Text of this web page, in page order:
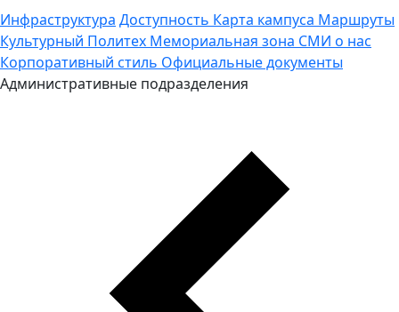
Инфраструктура Доступность Карта кампуса Маршруты
Культурный Политех Мемориальная зона СМИ о нас
Корпоративный стиль Официальные документы
Административные подразделения